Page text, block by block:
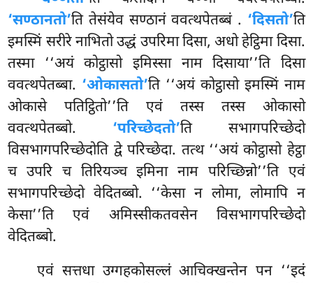
‘सण्ठानतो’ति तेसंयेव सण्ठानं ववत्थपेतब्बं . ‘दिसतो’ति
इमस्मिं सरीरे नाभितो उद्धं उपरिमा दिसा, अधो हेट्ठिमा दिसा.
तस्मा ‘‘अयं कोट्ठासो इमिस्सा नाम दिसाया’’ति दिसा
ववत्थपेतब्बा. ‘ओकासतो’ति ‘‘अयं कोट्ठासो इमस्मिं नाम
ओकासे पतिट्ठितो’’ति एवं तस्स तस्स ओकासो
ववत्थपेतब्बो. ‘परिच्छेदतो’ति सभागपरिच्छेदो
विसभागपरिच्छेदोति द्वे परिच्छेदा. तत्थ ‘‘अयं कोट्ठासो हेट्ठा
च उपरि च तिरियञ्च इमिना नाम परिच्छिन्नो’’ति एवं
सभागपरिच्छेदो वेदितब्बो. ‘‘केसा न लोमा, लोमापि न
केसा’’ति एवं अमिस्सीकतवसेन विसभागपरिच्छेदो
वेदितब्बो.
एवं सत्तधा उग्गहकोसल्लं आचिक्खन्तेन पन ‘‘इदं